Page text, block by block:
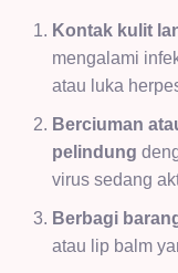
Kontak kulit
mengalami
atau luka
Berciuman
pelindung
virus sedang
Berbagi
atau lip balm